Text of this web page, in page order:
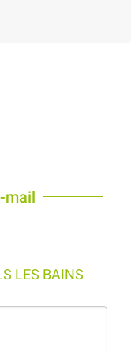
mail
LES BAINS